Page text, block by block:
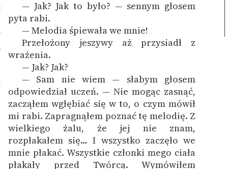
— Jak? Jak to było? — sennym głosem
pyta rabi.
— Melodia śpiewała we mnie!
Przełożony jeszywy aż przysiadł z
wrażenia.
— Jak? Jak?
— Sam nie wiem — słabym głosem
odpowiedział uczeń. — Nie mogąc zasnąć,
zacząłem wgłębiać się w to, o czym mówił
mi rabi. Zapragnąłem poznać tę melodię. Z
wielkiego żalu, że jej nie znam,
rozpłakałem się… I wszystko zaczęło we
mnie płakać. Wszystkie członki mego ciała
płakały przed Twórcą. Wymówiłem